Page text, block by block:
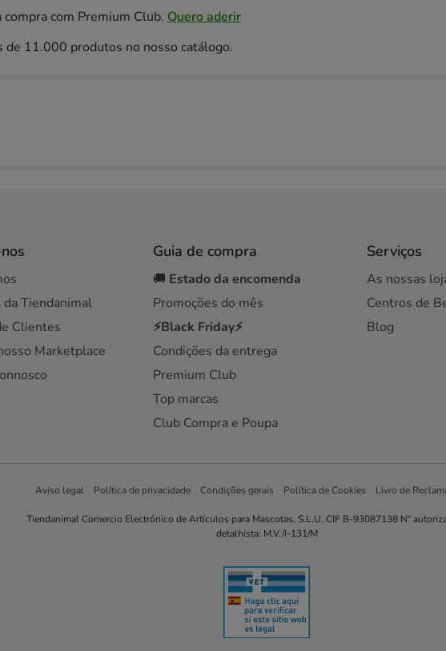
com Premium Club. Quero aderir
de 11.000 produtos no nosso catálogo.
da Tiendanimal
Clientes
Marketplace
Guia de compra
🚚 Estado da encomenda
Promoções do mês
⚡Black Friday⚡
Condições da entrega
Premium Club
Top marcas
Club Compra e Poupa
Serviços
As nossas
Centros de
Blog
Aviso legal Política de privacidade Condições gerais Política de Cookies Livro de
Tiendanimal Comercio Electrónico de Artículos para Mascotas, S.L.U. CIF B-93087138 Nº
detalhista: M.V./I-131/M